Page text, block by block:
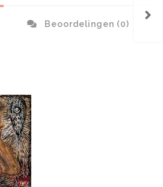
Beoordelingen (0)